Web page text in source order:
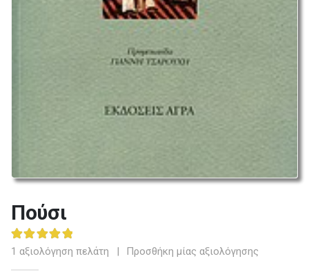
Πούσι
5.00out of 5
1 αξιολόγηση πελάτη | Προσθήκη μίας αξιολόγησης